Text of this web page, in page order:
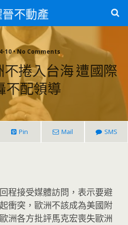
不動產
10 • No Comments
捲入台海 遭國際
不配領導
Pin Mail SMS
程接受媒體訪問，表示要避
衝突，歐洲不該成為美國附
洲各方批評馬克宏喪失歐洲